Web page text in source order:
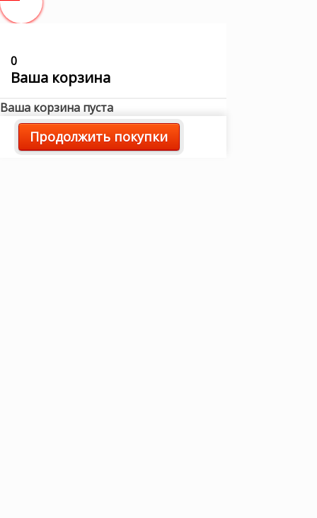
0
Ваша корзина
Ваша корзина пуста
Продолжить покупки